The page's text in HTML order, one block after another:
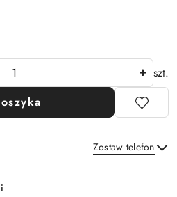
szt.
Zostaw telefon